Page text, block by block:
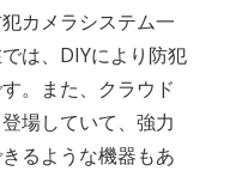
カメラシステム一
は、DIYにより防犯
。また、クラウド
場していて、強力
るような機器もあ